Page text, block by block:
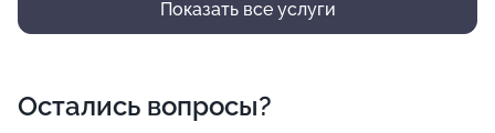
Показать все услуги
Остались вопросы?